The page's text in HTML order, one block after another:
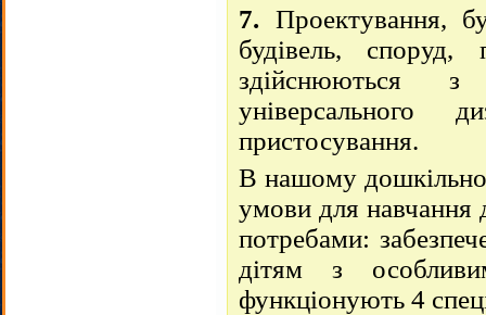
7. Проектування,
будівель, споруд,
здійснюються з
універсального
пристосування.
В нашому
умови для навчання
потребами:
дітям з
функціонують 4